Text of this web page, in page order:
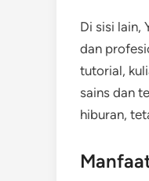
Di sisi lain,
dan
tutorial,
sains dan
hiburan,